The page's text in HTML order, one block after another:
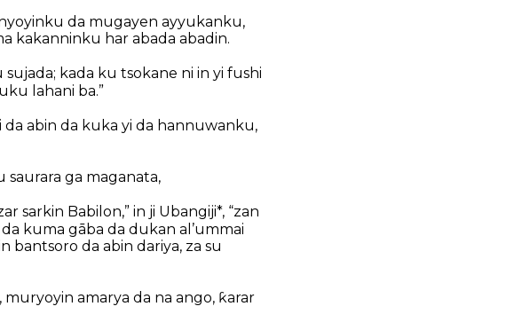
da mugayen ayyukanku,
kakanninku har abada abadin.
kada ku tsokane ni in yi fushi
lahani ba.”
da abin da kuka yi da hannuwanku,
saurara ga maganata,
sarkin Babilon,” in ji Ubangiji*, “zan
kuma gāba da dukan al’ummai
bantsoro da abin dariya, za su
amarya da na ango, ƙarar